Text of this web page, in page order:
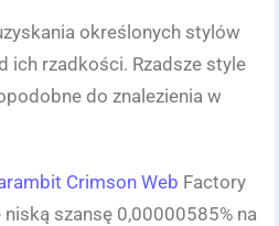
określonych stylów
ich rzadkości. Rzadsze style
do znalezienia w
Crimson Web Factory
szansę 0,00000585% na